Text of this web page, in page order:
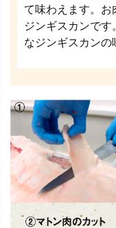
て味わえます。お
ジンギスカンで
なジンギスカンの